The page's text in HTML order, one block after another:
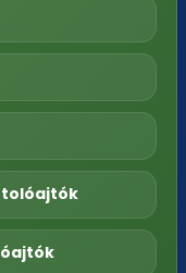
tolóajtók